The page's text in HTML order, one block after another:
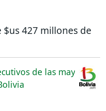
$us 427 millones de